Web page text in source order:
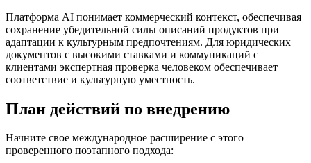
Платформа AI понимает коммерческий контекст, обеспечивая
сохранение убедительной силы описаний продуктов при
адаптации к культурным предпочтениям. Для юридических
документов с высокими ставками и коммуникаций с
клиентами экспертная проверка человеком обеспечивает
соответствие и культурную уместность.
План действий по внедрению
Начните свое международное расширение с этого
проверенного поэтапного подхода: